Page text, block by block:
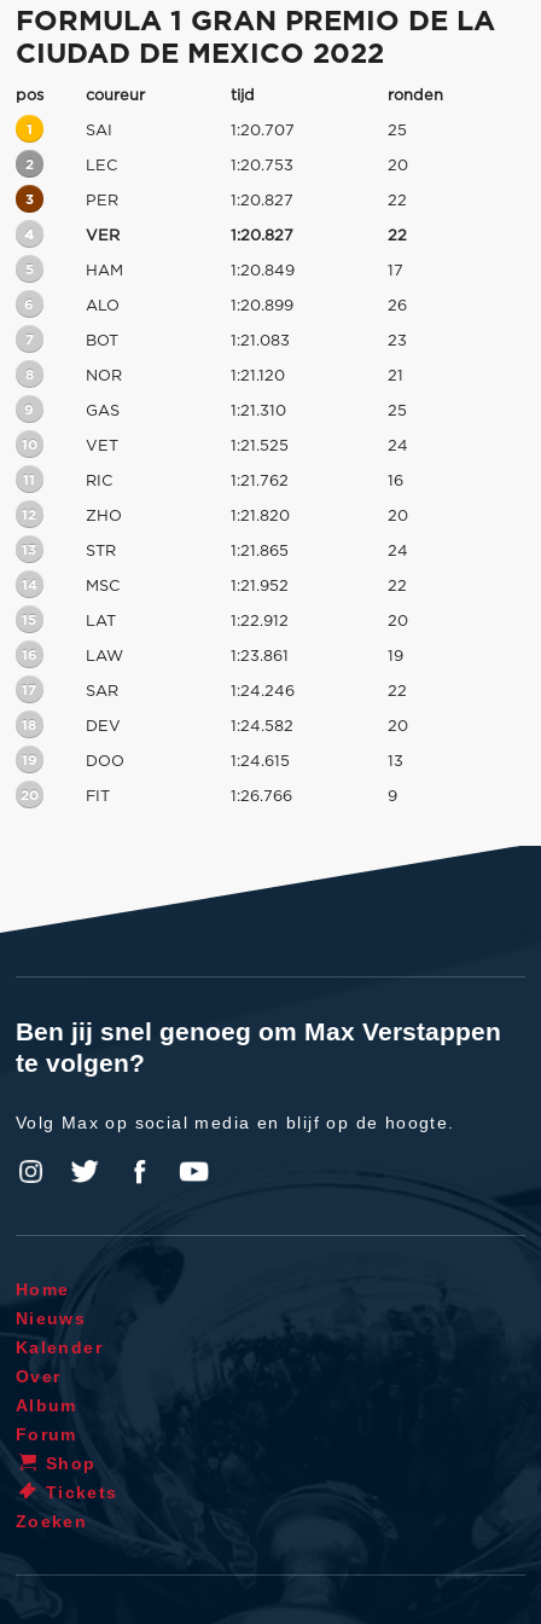
FORMULA 1 GRAN PREMIO DE LA
CIUDAD DE MEXICO 2022
pos coureur tijd ronden
1 SAI 1:20.707 25
2 LEC 1:20.753 20
3 PER 1:20.827 22
4 VER 1:20.827 22
5 HAM 1:20.849 17
6 ALO 1:20.899 26
7 BOT 1:21.083 23
8 NOR 1:21.120 21
9 GAS 1:21.310 25
10 VET 1:21.525 24
11 RIC 1:21.762 16
12 ZHO 1:21.820 20
13 STR 1:21.865 24
14 MSC 1:21.952 22
15 LAT 1:22.912 20
16 LAW 1:23.861 19
17 SAR 1:24.246 22
18 DEV 1:24.582 20
19 DOO 1:24.615 13
20 FIT 1:26.766 9
Ben jij snel genoeg om Max Verstappen
te volgen?
Volg Max op social media en blijf op de hoogte.
Home
Nieuws
Kalender
Over
Album
Forum
Shop
Tickets
Zoeken